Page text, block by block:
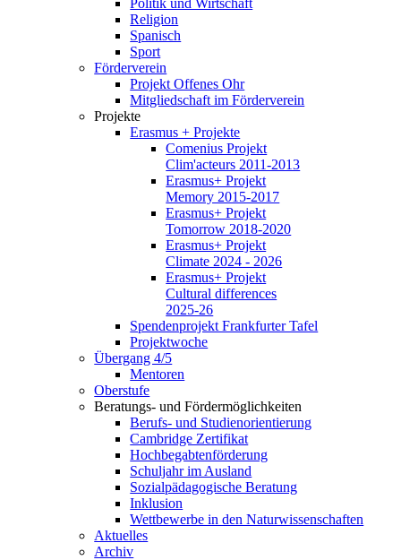
Politik und Wirtschaft
Religion
Spanisch
Sport
Förderverein
Projekt Offenes Ohr
Mitgliedschaft im Förderverein
Projekte
Erasmus + Projekte
Comenius Projekt
Clim'acteurs 2011-2013
Erasmus+ Projekt
Memory 2015-2017
Erasmus+ Projekt
Tomorrow 2018-2020
Erasmus+ Projekt
Climate 2024 - 2026
Erasmus+ Projekt
Cultural differences
2025-26
Spendenprojekt Frankfurter Tafel
Projektwoche
Übergang 4/5
Mentoren
Oberstufe
Beratungs- und Fördermöglichkeiten
Berufs- und Studienorientierung
Cambridge Zertifikat
Hochbegabtenförderung
Schuljahr im Ausland
Sozialpädagogische Beratung
Inklusion
Wettbewerbe in den Naturwissenschaften
Aktuelles
Archiv